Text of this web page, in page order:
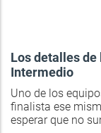
Los detalles
Intermedio
Uno de los
finalista ese
esperar que no